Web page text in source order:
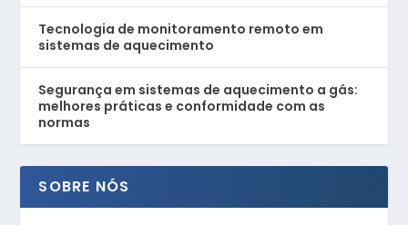
Tecnologia de monitoramento remoto em
sistemas de aquecimento
Segurança em sistemas de aquecimento a gás:
melhores práticas e conformidade com as
normas
SOBRE NÓS